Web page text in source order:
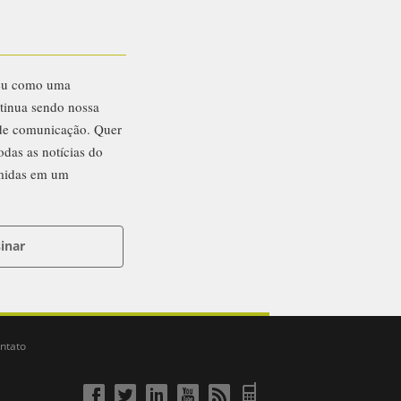
como uma
sendo nossa
comunicação. Quer
as notícias do
em um